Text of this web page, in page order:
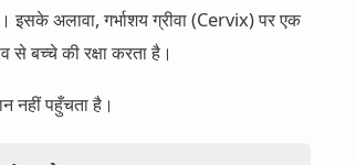
अलावा, गर्भाशय ग्रीवा (Cervix) पर एक
बच्चे की रक्षा करता है।
नहीं पहुँचता है।